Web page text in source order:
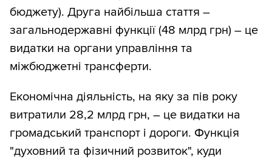
бюджету). Друга найбільша стаття –
загальнодержавні функції (48 млрд грн) – це
видатки на органи управління та
міжбюджетні трансферти.
Економічна діяльність, на яку за пів року
витратили 28,2 млрд грн, – це видатки на
громадський транспорт і дороги. Функція
"духовний та фізичний розвиток", куди